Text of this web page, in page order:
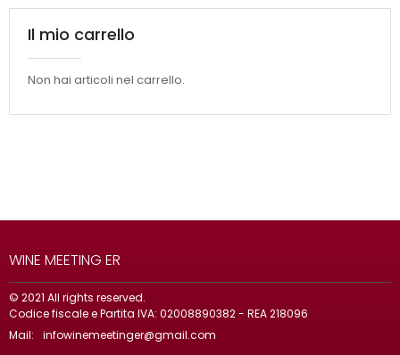
Il mio carrello
Non hai articoli nel carrello.
WINE MEETING ER
© 2021 All rights reserved.
Codice fiscale e Partita IVA: 02008890382 - REA 218096
Mail:
infowinemeetinger@gmail.com